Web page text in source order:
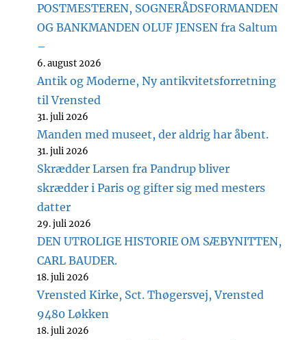
POSTMESTEREN, SOGNERÅDSFORMANDEN
OG BANKMANDEN OLUF JENSEN fra Saltum
–
6. august 2026
Antik og Moderne, Ny antikvitetsforretning
til Vrensted
31. juli 2026
Manden med museet, der aldrig har åbent.
31. juli 2026
Skrædder Larsen fra Pandrup bliver
skrædder i Paris og gifter sig med mesters
datter
29. juli 2026
DEN UTROLIGE HISTORIE OM SÆBYNITTEN,
CARL BAUDER.
18. juli 2026
Vrensted Kirke, Sct. Thøgersvej, Vrensted
9480 Løkken
18. juli 2026